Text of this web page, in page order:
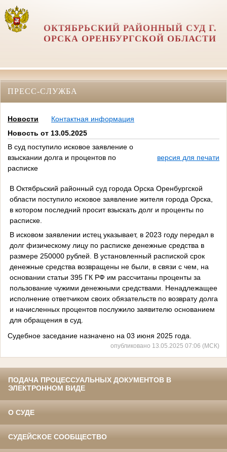
ОКТЯБРЬСКИЙ РАЙОННЫЙ СУД Г.
ОРСКА ОРЕНБУРГСКОЙ ОБЛАСТИ
ПРЕСС-СЛУЖБА
Новости
Контактная информация
Новость от 13.05.2025
В суд поступило исковое заявление о
взыскании долга и процентов по
расписке
версия для печати
В Октябрьский районный суд города Орска Оренбургской
области поступило исковое заявление жителя города Орска,
в котором последний просит взыскать долг и проценты по
расписке.
В исковом заявлении истец указывает, в 2023 году передал в
долг физическому лицу по расписке денежные средства в
размере 250000 рублей. В установленный распиской срок
денежные средства возвращены не были, в связи с чем, на
основании статьи 395 ГК РФ им рассчитаны проценты за
пользование чужими денежными средствами. Ненадлежащее
исполнение ответчиком своих обязательств по возврату долга
и начисленных процентов послужило заявителю основанием
для обращения в суд.
Судебное заседание назначено на 03 июня 2025 года.
опубликовано 13.05.2025 07:06 (МСК)
ПОДАЧА ПРОЦЕССУАЛЬНЫХ ДОКУМЕНТОВ В
ЭЛЕКТРОННОМ ВИДЕ
О СУДЕ
СУДЕЙСКОЕ СООБЩЕСТВО